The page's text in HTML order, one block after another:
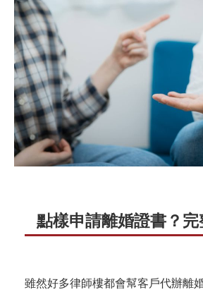
點樣申請離婚證書？
雖然好多律師樓都會幫客戶代辦離